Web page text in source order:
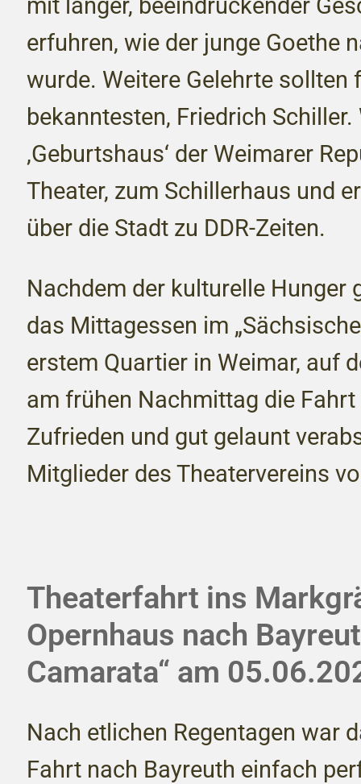
mit langer, beeindruckender
erfuhren, wie der junge Goethe
wurde. Weitere Gelehrte sollten
bekanntesten, Friedrich
‚Geburtshaus‘ der Weimarer
Theater, zum Schillerhaus und
über die Stadt zu DDR-Zeiten.
Nachdem der kulturelle Hunger
das Mittagessen im
erstem Quartier in Weimar, auf
am frühen Nachmittag die
Zufrieden und gut gelaunt
Mitglieder des Theatervereins
Theaterfahrt ins
Opernhaus nach
Camarata“ am
Nach etlichen Regentagen war
Fahrt nach Bayreuth einfach